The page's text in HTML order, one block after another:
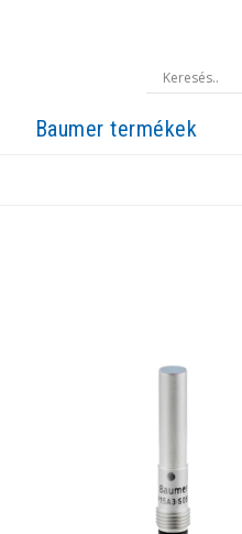
Baumer termékek